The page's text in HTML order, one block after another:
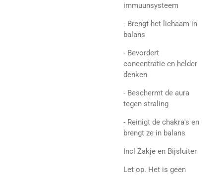
immuunsysteem
- Brengt het lichaam in
balans
- Bevordert
concentratie en helder
denken
- Beschermt de aura
tegen straling
- Reinigt de chakra's en
brengt ze in balans
Incl Zakje en Bijsluiter
Let op. Het is geen